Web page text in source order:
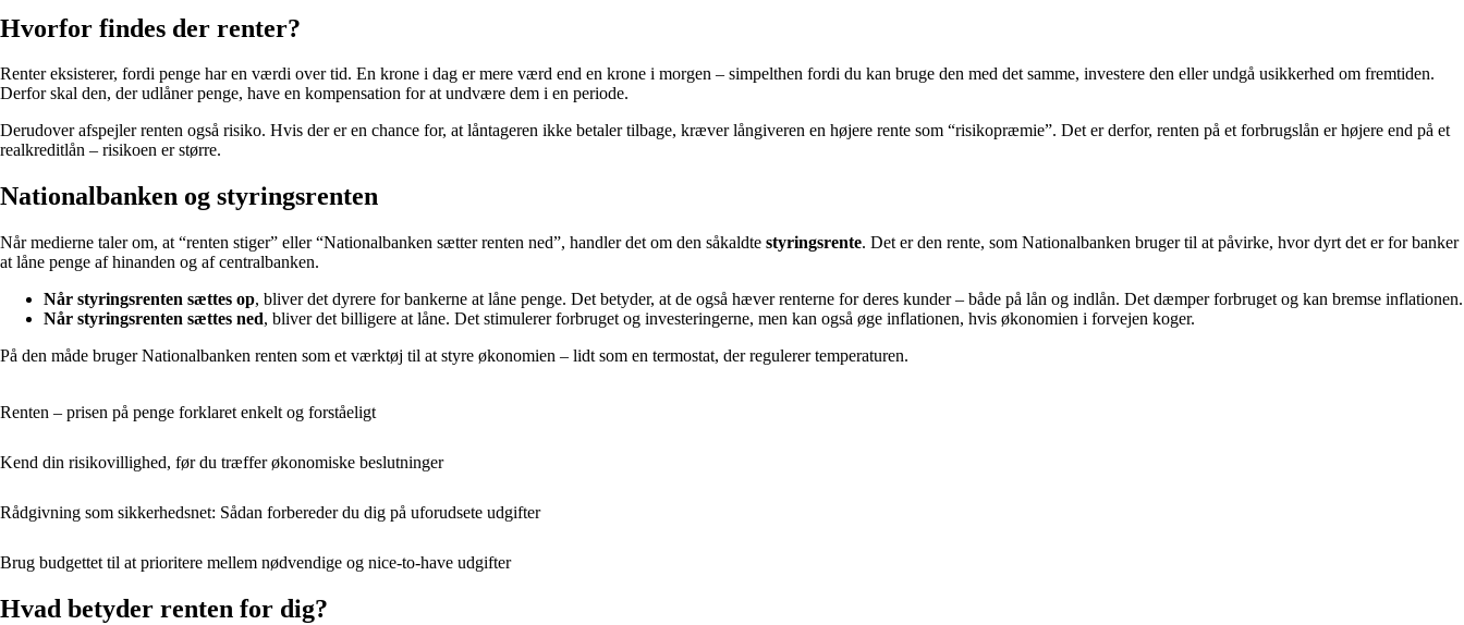
Hvorfor findes der renter?
Renter eksisterer, fordi penge har en værdi over tid. En krone i dag er mere værd end en krone i morgen – simpelthen fordi du kan bruge den med det samme, investere den eller undgå usikkerhed om fremtiden.
Derfor skal den, der udlåner penge, have en kompensation for at undvære dem i en periode.
Derudover afspejler renten også risiko. Hvis der er en chance for, at låntageren ikke betaler tilbage, kræver långiveren en højere rente som “risikopræmie”. Det er derfor, renten på et forbrugslån er højere end på et
realkreditlån – risikoen er større.
Nationalbanken og styringsrenten
Når medierne taler om, at “renten stiger” eller “Nationalbanken sætter renten ned”, handler det om den såkaldte styringsrente. Det er den rente, som Nationalbanken bruger til at påvirke, hvor dyrt det er for banker
at låne penge af hinanden og af centralbanken.
Når styringsrenten sættes op, bliver det dyrere for bankerne at låne penge. Det betyder, at de også hæver renterne for deres kunder – både på lån og indlån. Det dæmper forbruget og kan bremse inflationen.
Når styringsrenten sættes ned, bliver det billigere at låne. Det stimulerer forbruget og investeringerne, men kan også øge inflationen, hvis økonomien i forvejen koger.
På den måde bruger Nationalbanken renten som et værktøj til at styre økonomien – lidt som en termostat, der regulerer temperaturen.
Renten – prisen på penge forklaret enkelt og forståeligt
Kend din risikovillighed, før du træffer økonomiske beslutninger
Rådgivning som sikkerhedsnet: Sådan forbereder du dig på uforudsete udgifter
Brug budgettet til at prioritere mellem nødvendige og nice-to-have udgifter
Hvad betyder renten for dig?